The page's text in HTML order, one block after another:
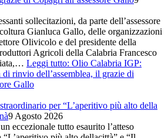
sollecitazioni, da parte dell’assessore
Gianluca Gallo, delle organizzazioni
Olivicolo e del presidente della
Agricoli della Calabria Francesco
Leggi tutto: Olio Calabria IGP:
di rinvio dell’assemblea, il grazie di
Gallo
per “L’aperitivo più alto della
9 Agosto 2026
eccezionale tutto esaurito l’atteso